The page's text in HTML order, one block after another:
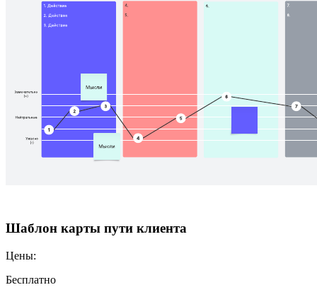
Шаблон карты пути клиента
Цены:
Бесплатно